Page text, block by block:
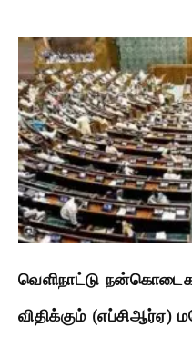
வெளிநாட்டு
விதிக்கும் (எப்சிஆர்ஏ)